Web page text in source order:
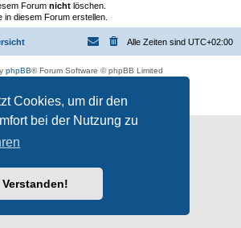
Cookies, um dir den
bei der Nutzung zu
Verstanden!
Forum nicht löschen.
in diesem Forum erstellen.
Alle Zeiten sind UTC+02:00
phpBB® Forum Software © phpBB Limited
|Nutzungsbedingungen